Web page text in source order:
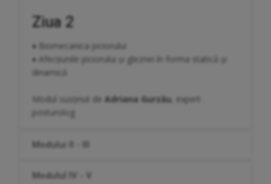
Ziua 2
♦ Biomecanica piciorului
♦ Afecțiunile piciorului și gleznei în forma statică și
dinamică
Modul susținut de Adriana Gurzău , expert
posturolog
Modului II - III
Modulul IV - V